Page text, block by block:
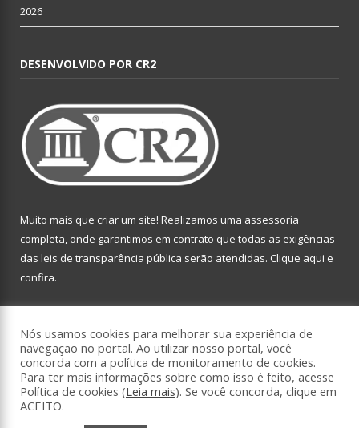
2026
DESENVOLVIDO POR CR2
Muito mais que criar um site! Realizamos uma assessoria
completa, onde garantimos em contrato que todas as exigências
das leis de transparência pública serão atendidas. Clique aqui e
confira.
Todos os direitos reservados a Fundação de Atendimento
Nós usamos cookies para melhorar sua experiência de
navegação no portal. Ao utilizar nosso portal, você
concorda com a política de monitoramento de cookies.
Para ter mais informações sobre como isso é feito, acesse
Política de cookies (Leia mais). Se você concorda, clique em
ACEITO.